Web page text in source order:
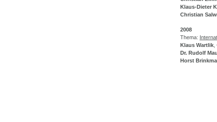
Klaus-Dieter
Christian
2008
Thema:
Klaus Wartlik
Dr. Rudolf
Horst